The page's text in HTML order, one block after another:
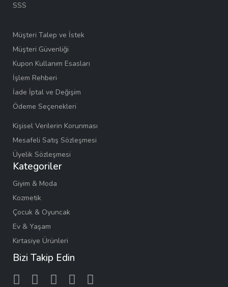
SSS
Müşteri Talep ve İstek
Müşteri Güvenliği
Kupon Kullanım Esasları
İşlem Rehberi
İade İptal ve Değişim
Ödeme Seçenekleri
Kişisel Verilerin Korunması
Mesafeli Satış Sözleşmesi
Üyelik Sözleşmesi
Kategoriler
Giyim & Moda
Kozmetik
Çocuk & Oyuncak
Ev & Yaşam
Kırtasiye Ürünleri
Bizi Takip Edin